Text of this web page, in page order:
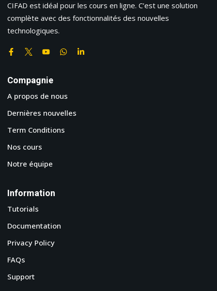
CIFAD est idéal pour les cours en ligne. C’est une solution
complète avec des fonctionnalités des nouvelles
technologiques.
Compagnie
A propos de nous
Dernières nouvelles
Term Conditions
Nos cours
Notre équipe
Information
Tutorials
Documentation
Privacy Policy
FAQs
Support